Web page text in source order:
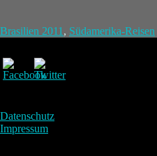
Brasilien 2011 , Südamerika-Reisen
Datenschutz
Impressum